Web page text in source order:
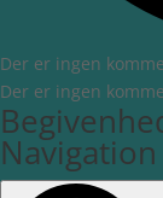
Der er ingen
Der er ingen
Navigation